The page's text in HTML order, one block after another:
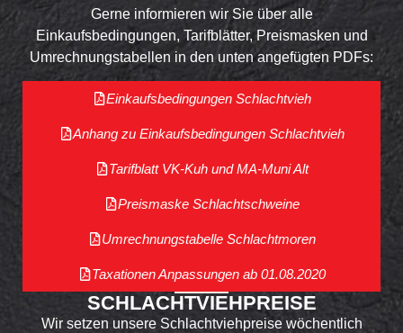
Gerne informieren wir Sie über alle
Einkaufsbedingungen, Tarifblätter, Preismasken und
Umrechnungstabellen in den unten angefügten PDFs:
Einkaufs­bedingungen Schlacht­vieh
Anhang zu Einkaufs­bedingungen Schlacht­vieh
Tarif­blatt VK-Kuh und MA-Muni Alt
Preis­maske Schlacht­schweine
Umrechnungs­tabelle Schlacht­moren
Taxationen Anpassungen ab 01.08.2020
SCHLACHT­VIEH­PREISE
Wir setzen unsere Schlachtviehpreise wöchentlich